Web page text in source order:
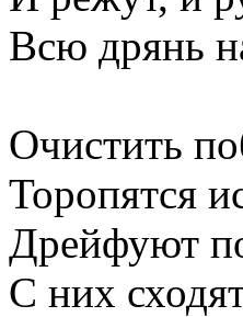
Всю дрянь
Очистить
Торопятся
Дрейфуют
С них